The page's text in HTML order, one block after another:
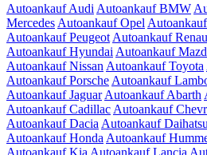
Autoankauf Audi Autoankauf BMW
Mercedes Autoankauf Opel
Autoankauf Peugeot Autoankauf
Autoankauf Hyundai Autoankauf
Autoankauf Nissan Autoankauf Toyota
Autoankauf Porsche Autoankauf
Autoankauf Jaguar Autoankauf Abarth
Autoankauf Cadillac Autoankauf
Autoankauf Dacia Autoankauf Daihatsu
Autoankauf Honda Autoankauf
Autoankauf Kia Autoankauf Lancia